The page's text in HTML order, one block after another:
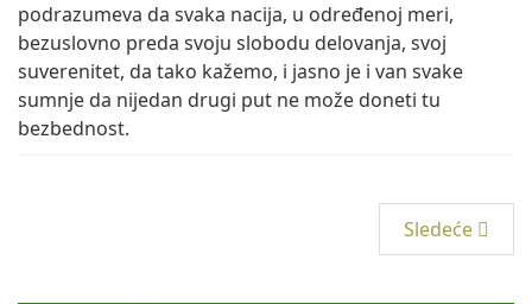
podrazumeva da svaka nacija, u određenoj meri,
bezuslovno preda svoju slobodu delovanja, svoj
suverenitet, da tako kažemo, i jasno je i van svake
sumnje da nijedan drugi put ne može doneti tu
bezbednost.
Sledeće